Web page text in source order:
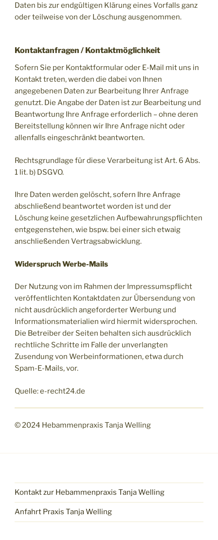
Daten bis zur endgültigen Klärung eines Vorfalls ganz
oder teilweise von der Löschung ausgenommen.
Kontaktanfragen / Kontaktmöglichkeit
Sofern Sie per Kontaktformular oder E-Mail mit uns in
Kontakt treten, werden die dabei von Ihnen
angegebenen Daten zur Bearbeitung Ihrer Anfrage
genutzt. Die Angabe der Daten ist zur Bearbeitung und
Beantwortung Ihre Anfrage erforderlich – ohne deren
Bereitstellung können wir Ihre Anfrage nicht oder
allenfalls eingeschränkt beantworten.
Rechtsgrundlage für diese Verarbeitung ist Art. 6 Abs.
1 lit. b) DSGVO.
Ihre Daten werden gelöscht, sofern Ihre Anfrage
abschließend beantwortet worden ist und der
Löschung keine gesetzlichen Aufbewahrungspflichten
entgegenstehen, wie bspw. bei einer sich etwaig
anschließenden Vertragsabwicklung.
Widerspruch Werbe-Mails
Der Nutzung von im Rahmen der Impressumspflicht
veröffentlichten Kontaktdaten zur Übersendung von
nicht ausdrücklich angeforderter Werbung und
Informationsmaterialien wird hiermit widersprochen.
Die Betreiber der Seiten behalten sich ausdrücklich
rechtliche Schritte im Falle der unverlangten
Zusendung von Werbeinformationen, etwa durch
Spam-E-Mails, vor.
Quelle: e-recht24.de
© 2024 Hebammenpraxis Tanja Welling
Kontakt zur Hebammenpraxis Tanja Welling
Anfahrt Praxis Tanja Welling